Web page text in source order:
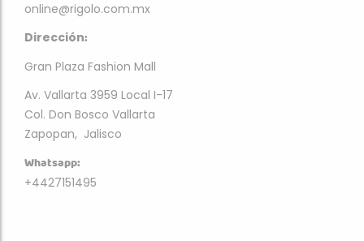
online@rigolo.com.mx
Dirección:
Gran Plaza Fashion Mall
Av. Vallarta 3959 Local I-17
Col. Don Bosco Vallarta
Zapopan, Jalisco
Whatsapp:
+4427151495